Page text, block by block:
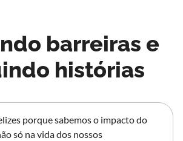
barreiras e
histórias
porque sabemos o impacto do
só na vida dos nossos